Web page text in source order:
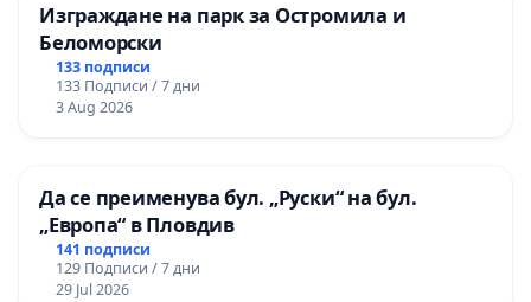
Изграждане на парк за Остромила и
Беломорски
133 подписи
133 Подписи / 7 дни
3 Aug 2026
Да се преименува бул. „Руски“ на бул.
„Европа“ в Пловдив
141 подписи
129 Подписи / 7 дни
29 Jul 2026